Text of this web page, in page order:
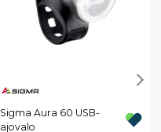
Sigma Aura 60 USB-
ajovalo